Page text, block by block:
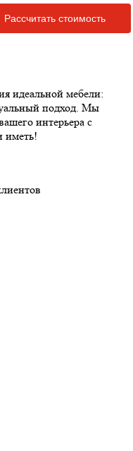
Рассчитать стоимость
идеальной мебели:
подход. Мы
интерьера с
иметь!